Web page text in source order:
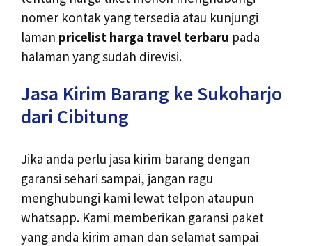
nomer kontak yang tersedia atau kunjungi
laman pricelist harga travel terbaru pada
halaman yang sudah direvisi.
Jasa Kirim Barang ke Sukoharjo
dari Cibitung
Jika anda perlu jasa kirim barang dengan
garansi sehari sampai, jangan ragu
menghubungi kami lewat telpon ataupun
whatsapp. Kami memberikan garansi paket
yang anda kirim aman dan selamat sampai